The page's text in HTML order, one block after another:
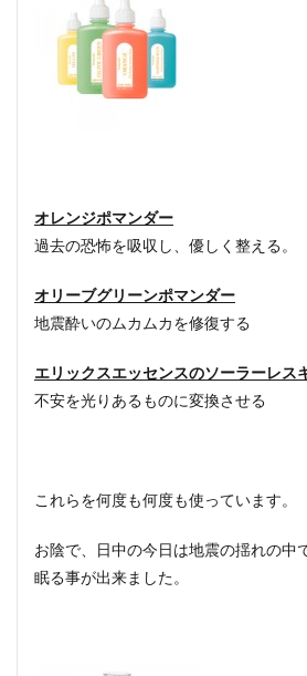
オレンジポマンダー
過去の恐怖を吸収し、優しく整える。
オリーブグリーンポマンダー
地震酔いのムカムカを修復する
エリックスエッセンスのソーラーレス
不安を光りあるものに変換させる
これらを何度も何度も使っています。
お陰で、日中の今日は地震の揺れの中
眠る事が出来ました。